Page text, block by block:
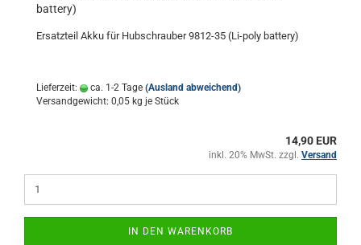
battery)
Ersatzteil Akku für Hubschrauber 9812-35 (Li-poly battery)
Lieferzeit: ca. 1-2 Tage (Ausland abweichend)
Versandgewicht: 0,05 kg je Stück
14,90 EUR
inkl. 20% MwSt. zzgl. Versand
IN DEN WARENKORB